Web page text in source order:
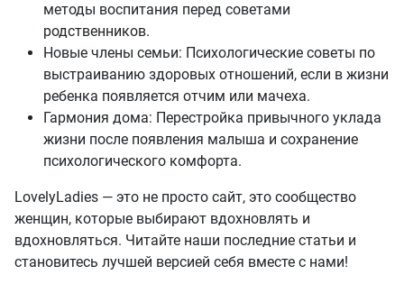
методы воспитания перед советами
родственников.
Новые члены семьи: Психологические советы по
выстраиванию здоровых отношений, если в жизни
ребенка появляется отчим или мачеха.
Гармония дома: Перестройка привычного уклада
жизни после появления малыша и сохранение
психологического комфорта.
LovelyLadies — это не просто сайт, это сообщество
женщин, которые выбирают вдохновлять и
вдохновляться. Читайте наши последние статьи и
становитесь лучшей версией себя вместе с нами!